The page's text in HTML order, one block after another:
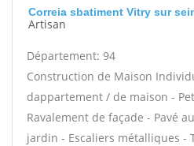
Correia sbatiment Vitry sur
Artisan
Département: 94
Construction de Maison
dappartement / de maison -
Ravalement de façade - Pavé
jardin - Escaliers métalliques -